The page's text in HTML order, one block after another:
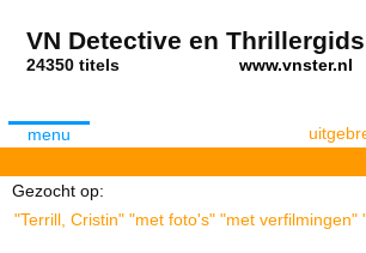
VN Detective en Thrillergids
24350 titels www.vnster.nl
menu
Gezocht op:
"Terrill, Cristin" "met foto's" "met